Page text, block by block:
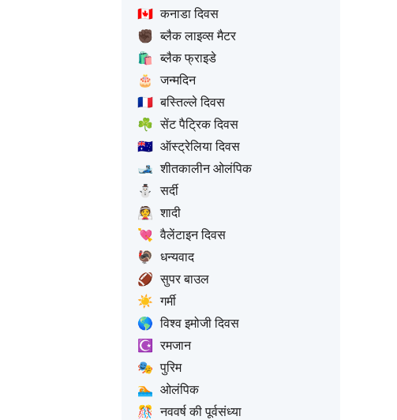
🇨🇦 कनाडा दिवस
✊🏿 ब्लैक लाइव्स मैटर
🛍️ ब्लैक फ्राइडे
🎂
जन्मदिन
🇫🇷 बस्तिल्ले दिवस
☘️ सेंट पैट्रिक दिवस
🇦🇺 ऑस्ट्रेलिया दिवस
🎿 शीतकालीन ओलंपिक
⛄
सर्दी
👰 शादी
💘 वैलेंटाइन दिवस
🦃 धन्यवाद
🏈 सुपर बाउल
☀️ गर्मी
🌎 विश्व इमोजी दिवस
☪️
रमजान
🎭 पुरिम
🏊 ओलंपिक
🎊 नववर्ष की पूर्वसंध्या